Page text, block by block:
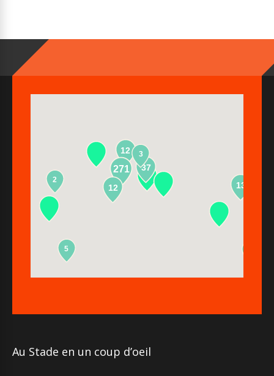
12
271
13
37
2
5
12
3
Au Stade en un coup d’oeil